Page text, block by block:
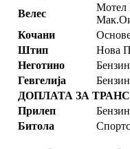
Велес
Мотел
Кочани
Штип
Нова
Неготино
Гевгелија
ДОПЛАТА ЗА
Прилеп
Битола